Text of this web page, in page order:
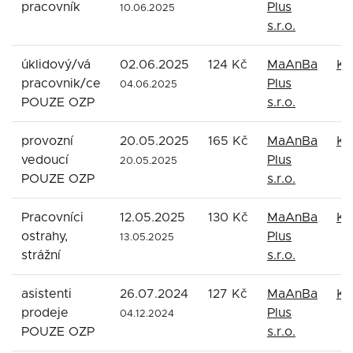
pracovník
10.06.2025
Plus
s.r.o.
úklidový/vá
pracovnik/ce
POUZE OZP
02.06.2025
04.06.2025
124 Kč
MaAnBa
Plus
s.r.o.
provozní
vedoucí
POUZE OZP
20.05.2025
20.05.2025
165 Kč
MaAnBa
Plus
s.r.o.
Pracovníci
ostrahy,
strážní
12.05.2025
13.05.2025
130 Kč
MaAnBa
Plus
s.r.o.
asistenti
prodeje
POUZE OZP
26.07.2024
04.12.2024
127 Kč
MaAnBa
Plus
s.r.o.